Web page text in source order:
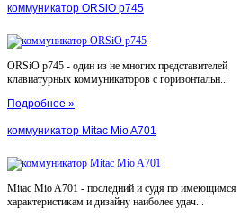
коммуникатор ORSiO p745
ORSiO p745 - один из не многих представителей
клавиатурных коммуникаторов с горизонтальн...
Подробнее »
коммуникатор Mitac Mio A701
Mitac Mio A701 - последний и судя по имеющимся
характеристикам и дизайну наиболее удач...